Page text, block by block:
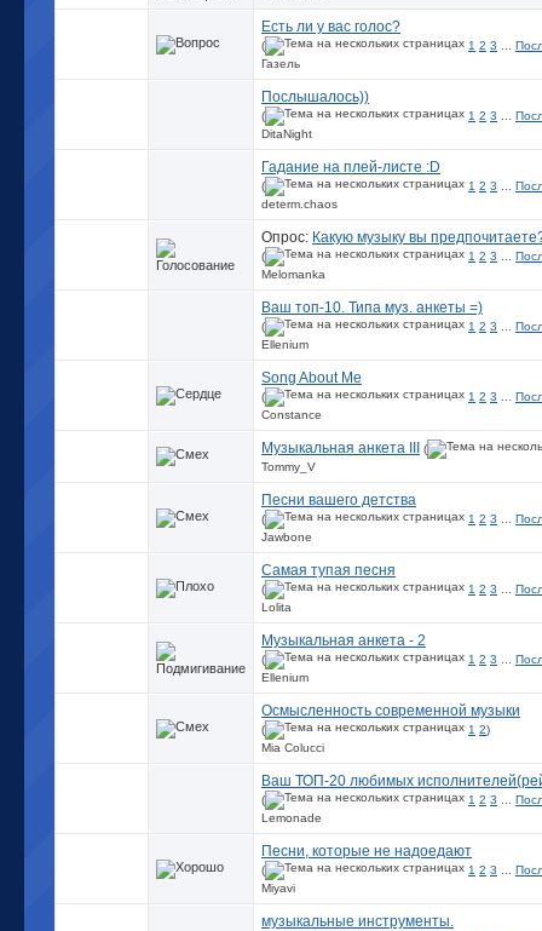
Есть ли у вас голос?
( 1 2 3
Газель
Послышалось))
( 1 2 3
DitaNight
Гадание на плей-листе :D
( 1 2 3
determ.chaos
Опрос: Какую музыку вы
( 1 2 3
Melomanka
Ваш топ-10. Типа муз. анкеты =)
( 1 2 3
Ellenium
Song About Me
( 1 2 3
Constance
Музыкальная анкета III
(
Tommy_V
Песни вашего детства
( 1 2 3
Jawbone
Самая тупая песня
( 1 2 3
Lolita
Музыкальная анкета - 2
( 1 2 3
Ellenium
Осмысленность современной музыки
( 1 2)
Mia Colucci
Ваш ТОП-20 любимых
( 1 2 3
Lemonade
Песни, которые не надоедают
( 1 2 3
Miyavi
музыкальные инструменты.